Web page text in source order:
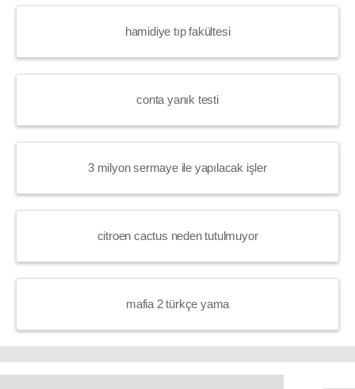
hamidiye tıp fakültesi
conta yanık testi
3 milyon sermaye ile yapılacak işler
citroen cactus neden tutulmuyor
mafia 2 türkçe yama